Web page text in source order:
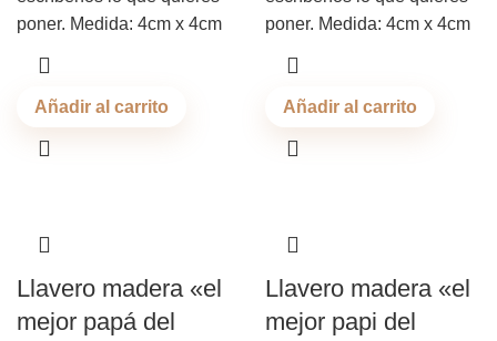
poner. Medida: 4cm x 4cm
Añadir al carrito
poner. Medida: 4cm x 4cm
Añadir al carrito
Llavero madera «el
mejor papá del
Llavero madera «el
mejor papi del